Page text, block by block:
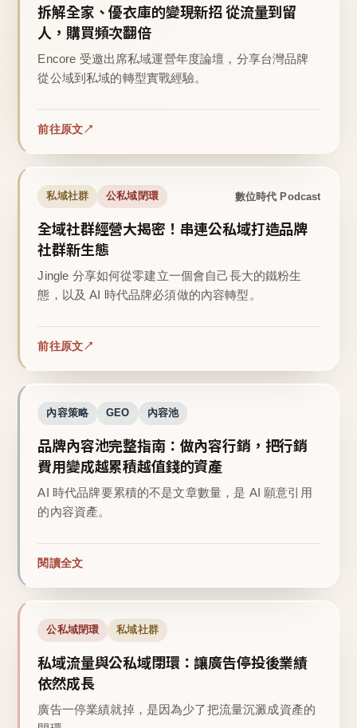
拆解全家、優衣庫的變現新招 從流量到留
人，購買頻次翻倍
Encore 受邀出席私域運營年度論壇，分享台灣品牌
從公域到私域的轉型實戰經驗。
前往原文
私域社群 公私域閉環 數位時代 Podcast
全域社群經營大揭密！串連公私域打造品牌
社群新生態
Jingle 分享如何從零建立一個會自己長大的鐵粉生
態，以及 AI 時代品牌必須做的內容轉型。
前往原文
內容策略 GEO 內容池
品牌內容池完整指南：做內容行銷，把行銷
費用變成越累積越值錢的資產
AI 時代品牌要累積的不是文章數量，是 AI 願意引用
的內容資產。
閱讀全文
公私域閉環 私域社群
私域流量與公私域閉環：讓廣告停投後業績
依然成長
廣告一停業績就掉，是因為少了把流量沉澱成資產的